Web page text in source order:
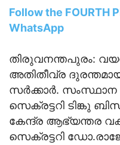
Follow the FOURTH
WhatsApp
തിരുവനന്തപുരം:
അതിതീവ്ര
സർക്കാർ.
സെക്രട്ടറി ടിങ്കു
കേന്ദ്ര ആഭ്യന്തര
സെക്രട്ടറി